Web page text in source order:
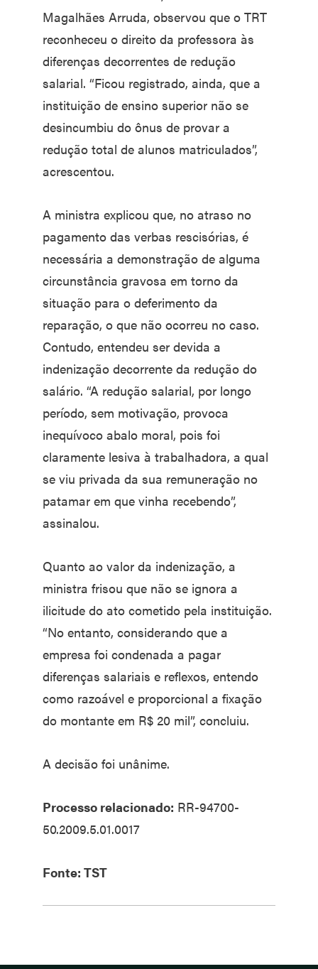
Magalhães Arruda, observou que o TRT
reconheceu o direito da professora às
diferenças decorrentes de redução
salarial. “Ficou registrado, ainda, que a
instituição de ensino superior não se
desincumbiu do ônus de provar a
redução total de alunos matriculados”,
acrescentou.
A ministra explicou que, no atraso no
pagamento das verbas rescisórias, é
necessária a demonstração de alguma
circunstância gravosa em torno da
situação para o deferimento da
reparação, o que não ocorreu no caso.
Contudo, entendeu ser devida a
indenização decorrente da redução do
salário. “A redução salarial, por longo
período, sem motivação, provoca
inequívoco abalo moral, pois foi
claramente lesiva à trabalhadora, a qual
se viu privada da sua remuneração no
patamar em que vinha recebendo”,
assinalou.
Quanto ao valor da indenização, a
ministra frisou que não se ignora a
ilicitude do ato cometido pela instituição.
“No entanto, considerando que a
empresa foi condenada a pagar
diferenças salariais e reflexos, entendo
como razoável e proporcional a fixação
do montante em R$ 20 mil”, concluiu.
A decisão foi unânime.
Processo relacionado: RR-94700-
50.2009.5.01.0017
Fonte: TST